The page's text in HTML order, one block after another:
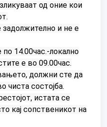
од оние кои
и не е
14.00час.-локално
е во 09.00час.
должни сте да
чиста состојба.
истата се
кај сопственикот на